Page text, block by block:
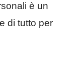
è un
di tutto per